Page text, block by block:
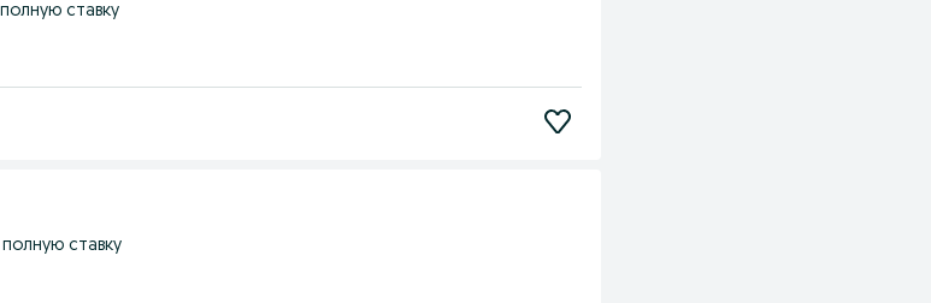
ставку
ставку